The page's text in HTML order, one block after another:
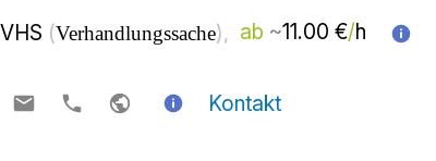
مرکز آموزش بزرگسالان ( قابل مذاکره )، از حدود
تماس